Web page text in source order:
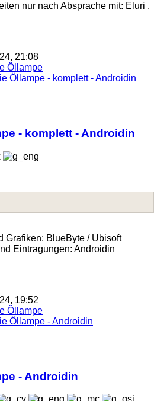
nur nach Absprache mit: Eluri .
21:08
Öllampe
Öllampe - komplett - Androidin
- komplett - Androidin
Grafiken: BlueByte / Ubisoft
Eintragungen: Androidin
19:52
Öllampe
Öllampe - Androidin
- Androidin